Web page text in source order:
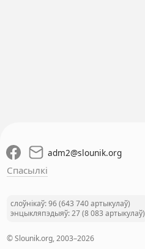
adm2@slounik.org
Спасылкі
слоўнікаў: 96 (643 740 артыкулаў)
энцыкляпэдыяў: 27 (8 083 артыкулаў)
© Slounik.org, 2003–2026